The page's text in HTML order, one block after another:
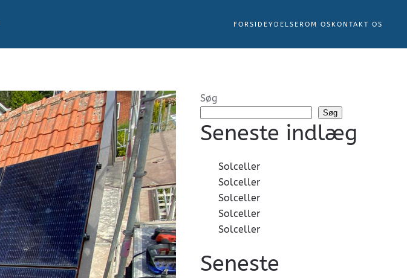
FORSIDEYDELSER OM OS KONTAKT OS
Søg
Søg
Seneste indlæg
Solceller
Solceller
Solceller
Solceller
Solceller
Seneste